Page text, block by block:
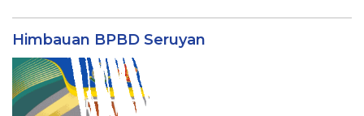
Himbauan BPBD Seruyan